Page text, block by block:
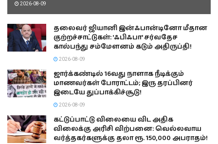
2026-08-09
தலைவர் ஜியானி இன்ஃபான்டினோ மீதான
குற்றச்சாட்டுகள்: ‘ஃபிஃபா’ சர்வதேச
கால்பந்து சம்மேளனம் கடும் அதிருப்தி!
2026-08-09
ஜார்க்கண்டில் 16வது நாளாக நீடிக்கும்
மாணவர்கள் போராட்டம்; இரு தரப்பினர்
இடையே துப்பாக்கிச்சூடு!
2026-08-09
கட்டுப்பாட்டு விலையை விட அதிக
விலைக்கு அரிசி விற்பனை: வெல்லவாய
வர்த்தகர்களுக்கு தலா ரூ. 150,000 அபராதம்!